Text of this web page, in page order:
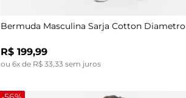
Bermuda Masculina Sarja Cotton
R$ 199,99
ou6x de R$ 33 ,33 sem juros